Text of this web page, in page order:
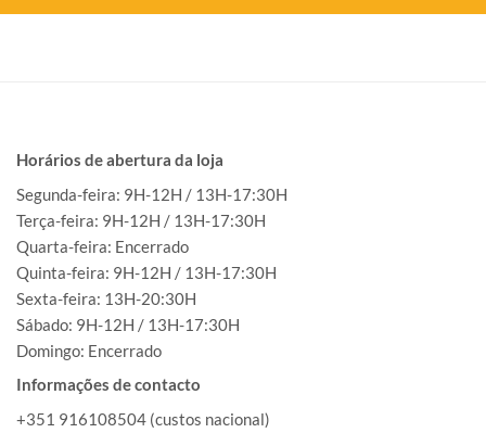
Horários de abertura da loja
Segunda-feira: 9H-12H / 13H-17:30H
Terça-feira: 9H-12H / 13H-17:30H
Quarta-feira: Encerrado
Quinta-feira: 9H-12H / 13H-17:30H
Sexta-feira: 13H-20:30H
Sábado: 9H-12H / 13H-17:30H
Domingo: Encerrado
Informações de contacto
+351 916108504 (custos nacional)